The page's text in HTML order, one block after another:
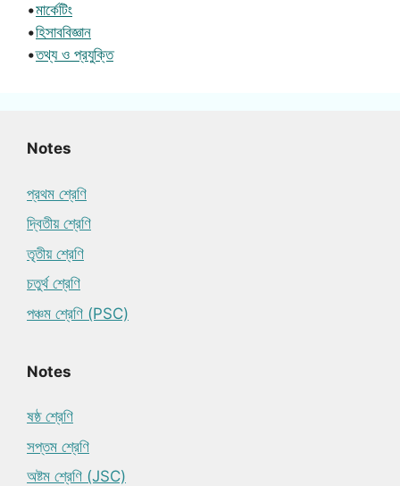
•মার্কেটিং
•হিসাববিজ্ঞান
•তথ্য ও প্রযুক্তি
Notes
প্রথম শ্রেণি
দ্বিতীয় শ্রেণি
তৃতীয় শ্রেণি
চতুর্থ শ্রেণি
পঞ্চম শ্রেণি (PSC)
Notes
ষষ্ঠ শ্রেণি
সপ্তম শ্রেণি
অষ্টম শ্রেণি (JSC)